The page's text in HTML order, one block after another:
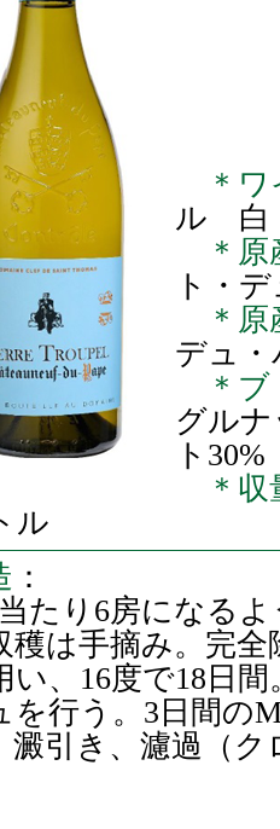
＊
ル 白
＊
ト・
＊
デュ・
＊
グル
ト30%
＊収
ル
：
たり6房になる
穫は手摘み。完
い、16度で18日
を行う。3日間の
澱引き、濾過（